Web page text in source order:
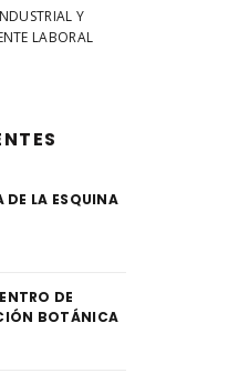
Y
LABORAL
DE LA ESQUINA
DE
BOTÁNICA